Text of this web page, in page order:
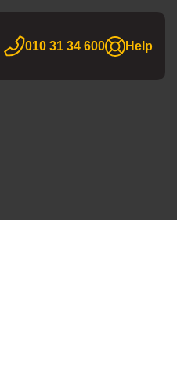
010 31 34 600 Help